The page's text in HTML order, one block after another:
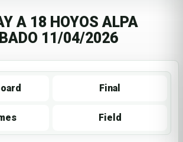
A 18 HOYOS ALPA
11/04/2026
Final
Field